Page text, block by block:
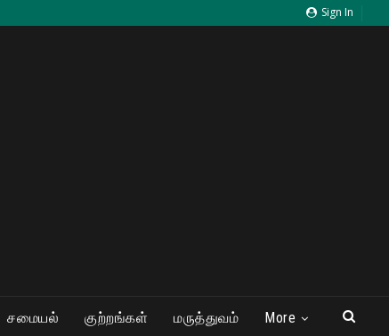
Sign In
சமையல் குற்றங்கள் மருத்துவம் More